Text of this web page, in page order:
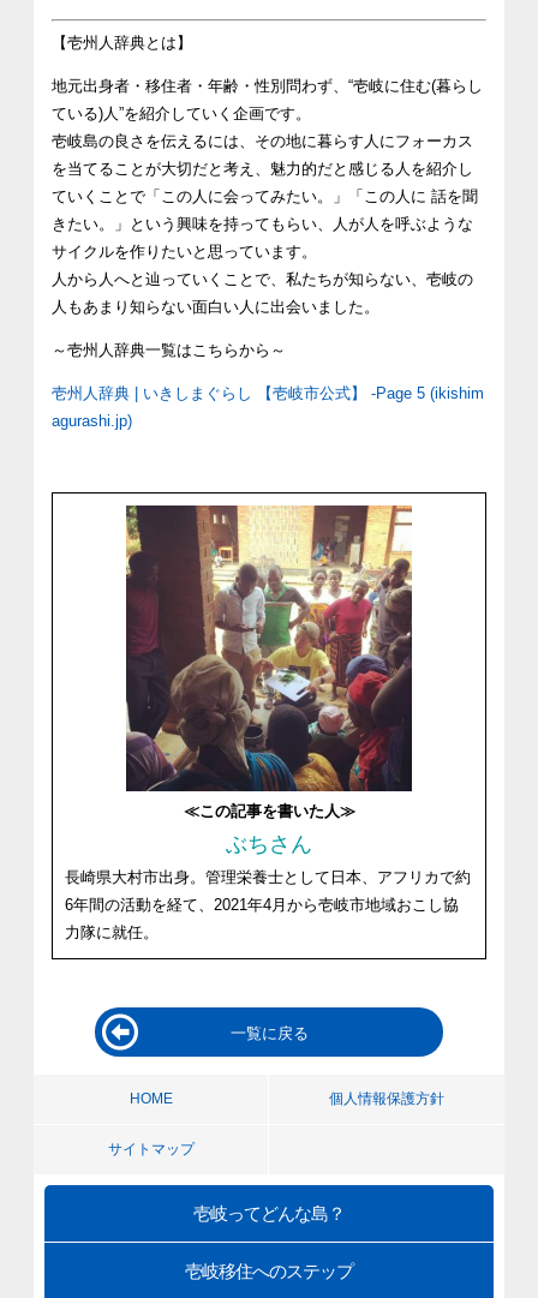
【壱州人辞典とは】
地元出身者・移住者・年齢・性別問わず、 “壱岐に住む(暮らし
ている) 人 ”を紹介していく企画です。
壱岐島の良さを伝えるには、その地に暮らす人にフォーカス
を当てることが大切だと考え、魅力的だと感じる人を紹介し
ていくことで「この人に会ってみたい。」「この人に 話を聞
きたい。」という興味を持ってもらい、人が人を呼ぶような
サイクルを作りたいと思っています。
人から人へと辿っていくことで、私たちが知らない、壱岐の
人もあまり知らない面白い人に出会いました。
～壱州人辞典一覧はこちらから～
壱州人辞典 | いきしまぐらし 【壱岐市公式】 -Page 5 (ikishim
agurashi.jp)
≪この記事を書いた人≫
ぶちさん
長崎県大村市出身。管理栄養士として日本、アフリカで約
6年間の活動を経て、2021年4月から壱岐市地域おこし協
力隊に就任。
一覧に戻る
HOME 個人情報保護方針
サイトマップ
壱岐ってどんな島？
壱岐移住へのステップ